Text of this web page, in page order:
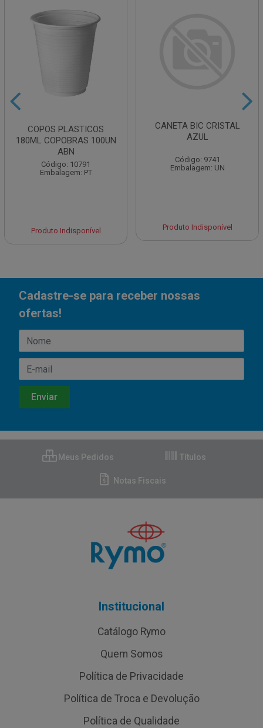
COPOS PLASTICOS
180ML COPOBRAS 100UN
ABN
Código: 10791
Embalagem: PT
Produto Indisponível
CANETA BIC CRISTAL
AZUL
Código: 9741
Embalagem: UN
Produto Indisponível
Cadastre-se para receber nossas
ofertas!
Meus Pedidos Títulos
Notas Fiscais
Institucional
Catálogo Rymo
Quem Somos
Política de Privacidade
Política de Troca e Devolução
Política de Qualidade